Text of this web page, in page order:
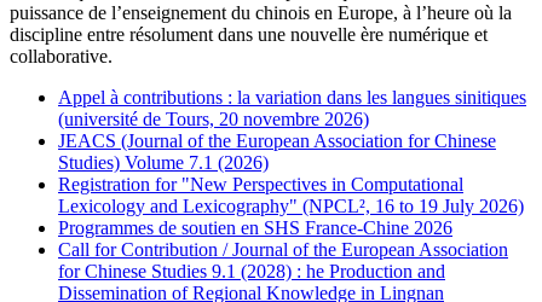
puissance de l’enseignement du chinois en Europe, à l’heure où la
discipline entre résolument dans une nouvelle ère numérique et
collaborative.
Appel à contributions : la variation dans les langues sinitiques
(université de Tours, 20 novembre 2026)
JEACS (Journal of the European Association for Chinese
Studies) Volume 7.1 (2026)
Registration for "New Perspectives in Computational
Lexicology and Lexicography" (NPCL², 16 to 19 July 2026)
Programmes de soutien en SHS France-Chine 2026
Call for Contribution / Journal of the European Association
for Chinese Studies 9.1 (2028) : he Production and
Dissemination of Regional Knowledge in Lingnan